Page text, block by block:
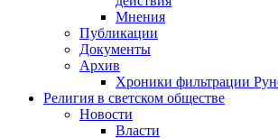
Мнения
Публикации
Документы
Архив
Хроники фильтрации
Религия в светском обществе
Новости
Власти